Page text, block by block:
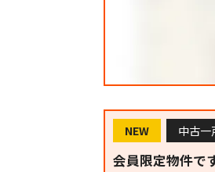
NEW 中古一
会員限定物件で